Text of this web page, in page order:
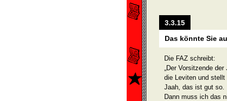
3.3.15
Das könnte Sie
Die FAZ schreibt:
„Der Vorsitzende
die Leviten und stellt
Jaah, das ist gut so.
Dann muss ich das